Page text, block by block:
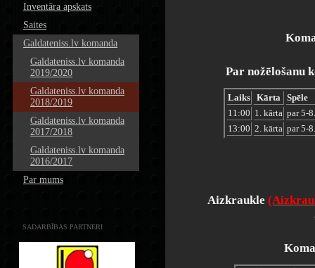
Inventāra apskats
Saites
Galdateniss.lv komanda
Galdateniss.lv komanda
2019/2020
Galdateniss.lv komanda
2018/2019
Galdateniss.lv komanda
2017/2018
Galdateniss.lv komanda
2016/2017
Par mums
SADARBĪBAS PARTNERI
Par nožēlošanu
Laiks Kārta
Spēle
11:00 1. kārta par 5-
13:00 2. kārta par 5-
Aizkraukle